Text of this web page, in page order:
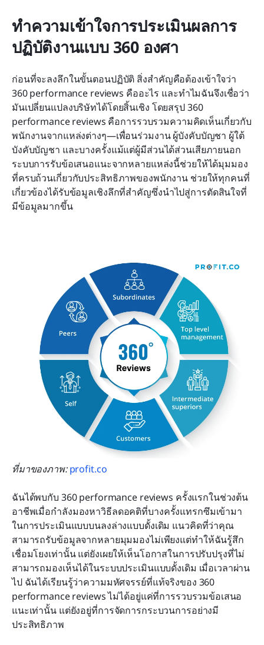
ทำความเข้าใจการประเมินผลการ
ปฏิบัติงานแบบ 360 องศา
ก่อนที่จะลงลึกในขั้นตอนปฏิบัติ สิ่งสำคัญคือต้องเข้าใจว่า
360 performance reviews คืออะไร และทำไมฉันจึงเชื่อว่า
มันเปลี่ยนแปลงบริษัทได้โดยสิ้นเชิง โดยสรุป 360
performance reviews คือการรวบรวมความคิดเห็นเกี่ยวกับ
พนักงานจากแหล่งต่างๆ—เพื่อนร่วมงาน ผู้บังคับบัญชา ผู้ใต้
บังคับบัญชา และบางครั้งแม้แต่ผู้มีส่วนได้ส่วนเสียภายนอก
ระบบการรับข้อเสนอแนะจากหลายแหล่งนี้ช่วยให้ได้มุมมอง
ที่ครบถ้วนเกี่ยวกับประสิทธิภาพของพนักงาน ช่วยให้ทุกคนที่
เกี่ยวข้องได้รับข้อมูลเชิงลึกที่สำคัญซึ่งนำไปสู่การตัดสินใจที่
มีข้อมูลมากขึ้น
ที่มาของภาพ: profit.co
ฉันได้พบกับ 360 performance reviews ครั้งแรกในช่วงต้น
อาชีพเมื่อกำลังมองหาวิธีลดอคติที่บางครั้งแทรกซึมเข้ามา
ในการประเมินแบบบนลงล่างแบบดั้งเดิม แนวคิดที่ว่าคุณ
สามารถรับข้อมูลจากหลายมุมมองไม่เพียงแต่ทำให้ฉันรู้สึก
เชื่อมโยงเท่านั้น แต่ยังเผยให้เห็นโอกาสในการปรับปรุงที่ไม่
สามารถมองเห็นได้ในระบบประเมินแบบดั้งเดิม เมื่อเวลาผ่าน
ไป ฉันได้เรียนรู้ว่าความมหัศจรรย์ที่แท้จริงของ 360
performance reviews ไม่ได้อยู่แค่ที่การรวบรวมข้อเสนอ
แนะเท่านั้น แต่ยังอยู่ที่การจัดการกระบวนการอย่างมี
ประสิทธิภาพ